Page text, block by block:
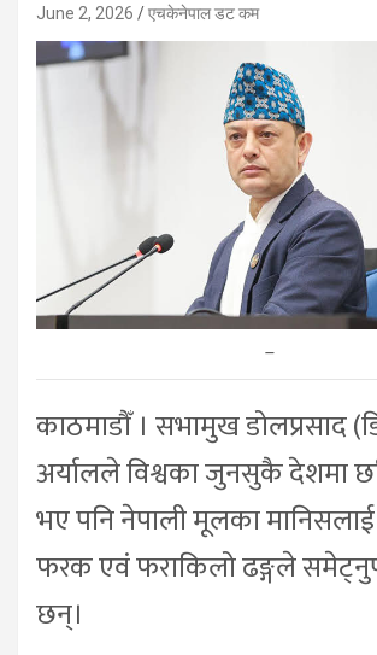
June 2, 2026 एचकेनेपाल डट कम
–
काठमाडौँ । सभामुख डोलप्रसाद
अर्यालले विश्वका जुनसुकै देशमा
भए पनि नेपाली मूलका
फरक एवं फराकिलो ढङ्गले
छन्।